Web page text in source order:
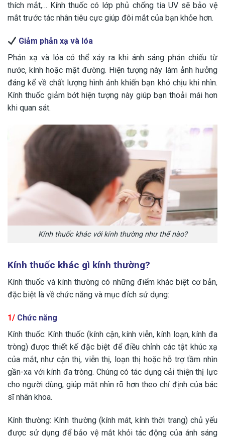
thích mắt,… Kính thuốc có lớp phủ chống tia UV sẽ bảo vệ
mắt trước tác nhân tiêu cực giúp đôi mắt của bạn khỏe hơn.
Giảm phản xạ và lóa
Phản xạ và lóa có thể xảy ra khi ánh sáng phản chiếu từ
nước, kính hoặc mặt đường. Hiện tượng này làm ảnh hưởng
đáng kể về chất lượng hình ảnh khiến bạn khó chịu khi nhìn.
Kính thuốc giảm bớt hiện tượng này giúp bạn thoải mái hơn
khi quan sát.
Kính thuốc khác với kính thường như thế nào?
Kính thuốc khác gì kính thường?
Kính thuốc và kính thường có những điểm khác biệt cơ bản,
đặc biệt là về chức năng và mục đích sử dụng:
1/ Chức năng
Kính thuốc: Kính thuốc (kính cận, kính viễn, kính loạn, kính đa
tròng) được thiết kế đặc biệt để điều chỉnh các tật khúc xạ
của mắt, như cận thị, viễn thị, loạn thị hoặc hỗ trợ tầm nhìn
gần-xa với kính đa tròng. Chúng có tác dụng cải thiện thị lực
cho người dùng, giúp mắt nhìn rõ hơn theo chỉ định của bác
sĩ nhãn khoa.
Kính thường: Kính thường (kính mát, kính thời trang) chủ yếu
được sử dụng để bảo vệ mắt khỏi tác động của ánh sáng